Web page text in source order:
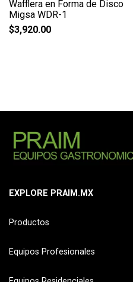
Wafflera en Forma de Disco
Migsa WDR-1
$3,920.00
EXPLORE PRAIM.MX
Productos
Equipos Profesionales